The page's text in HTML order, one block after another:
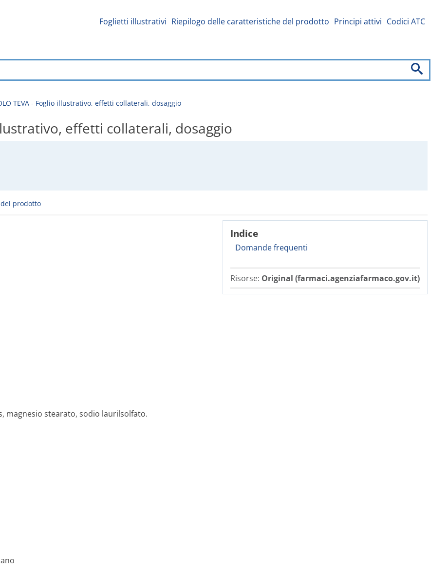
Foglietti illustrativi Riepilogo delle caratteristiche del prodotto Principi attivi Codici ATC
TEVA - Foglio illustrativo, effetti collaterali, dosaggio
effetti collaterali, dosaggio
prodotto
Indice
Domande frequenti
Risorse: Original (farmaci.agenziafarmaco.gov.it)
magnesio stearato, sodio laurilsolfato.